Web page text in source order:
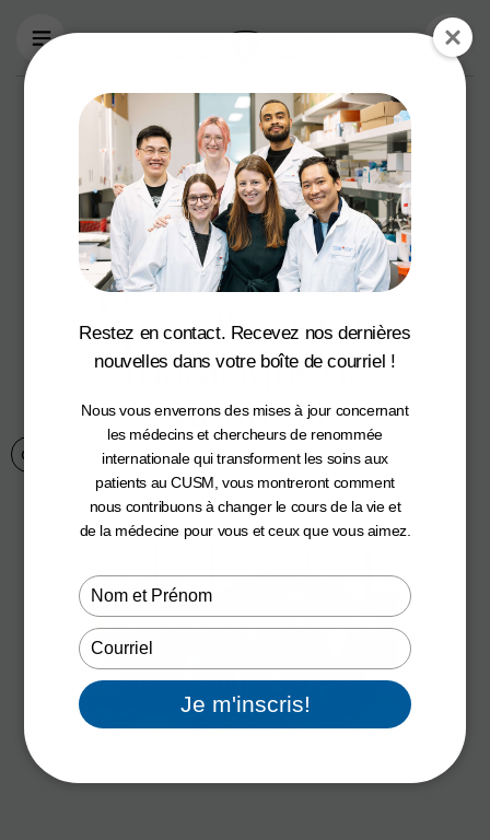
Aller au contenu principal
Le 11e tournoi
annuel de balle
molle de Raymond
James a recueilli
plus de 30 000 $
pour l'Institut
thoracique de
Montréal
Communauté du CUSM 12 octobre 2023
Restez en contact. Recevez nos dernières
nouvelles dans votre boîte de courriel !
Nous vous enverrons des mises à jour concernant
les médecins et chercheurs de renommée
internationale qui transforment les soins aux
patients au CUSM, vous montreront comment
nous contribuons à changer le cours de la vie et
de la médecine pour vous et ceux que vous aimez.
Type
your
name
Type
your
email
Je m'inscris!